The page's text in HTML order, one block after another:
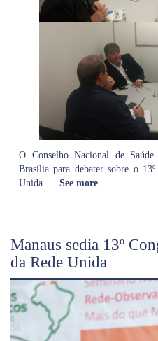
O Conselho Nacional de
Brasília para debater sobre o
Unida.
See more
Manaus sedia 13º
da Rede Unida